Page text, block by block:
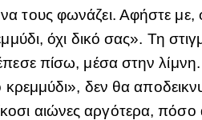
τους φωνάζει. Αφήστε με,
όχι δικό σας». Τη
πίσω, μέσα στην
κρεμμύδι», δεν θα
αιώνες αργότερα,